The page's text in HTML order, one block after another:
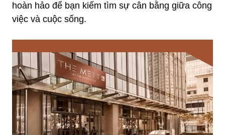
hoàn hảo để bạn kiếm tìm sự cân bằng giữa công
việc và cuộc sống.